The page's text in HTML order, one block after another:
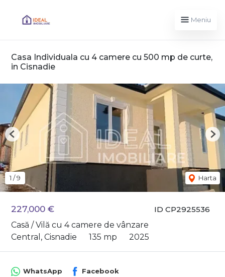
Meniu
Casa Individuala cu 4 camere cu 500 mp de curte,
in Cisnadie
ID CP2925536
227,000 €
Casă / Vilă cu 4 camere de vânzare
Central, Cisnadie
135 mp 2025
1 /9 Harta
Previous
WhatsApp Facebook